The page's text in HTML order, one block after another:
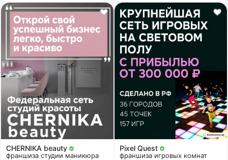
CHERNIKA beauty
франшиза студии маникюра
Pixel Quest
франшиза игровых комнат